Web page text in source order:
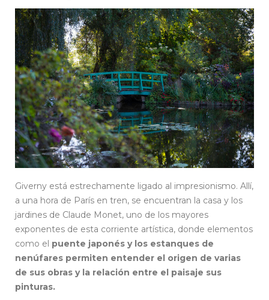
Giverny está estrechamente ligado al impresionismo. Allí,
a una hora de París en tren, se encuentran la casa y los
jardines de Claude Monet, uno de los mayores
exponentes de esta corriente artística, donde elementos
como el puente japonés y los estanques de
nenúfares permiten entender el origen de varias
de sus obras y la relación entre el paisaje sus
pinturas.